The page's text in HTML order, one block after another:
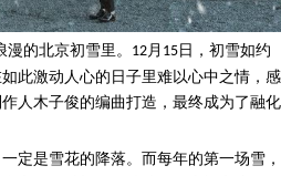
漫的北京初雪里。 12 月 15日，初雪如约
此激动人心的日子里难以心中之情，感
人木子俊的编曲打造，最终成为了融化
定是雪花的降落。而每年的第一场雪，